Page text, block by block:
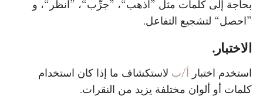
بحاجة إلى كلمات مثل ”اذهب“، ”جرِّب“، ”انظر“، و
”احصل“ لتشجيع التفاعل.
الاختبار.
استخدم اختبار أ/ب لاستكشاف ما إذا كان استخدام
كلمات أو ألوان مختلفة يزيد من النقرات.